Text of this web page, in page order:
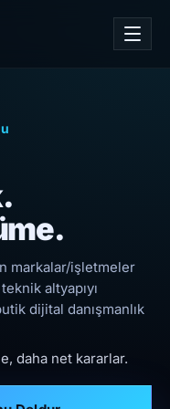
markalar/işletmeler
altyapıyı
dijital danışmanlık
daha net kararlar.